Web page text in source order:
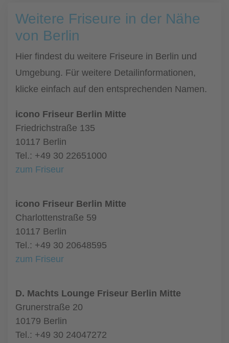
Weitere Friseure in der Nähe
von Berlin
Hier findest du weitere Friseure in Berlin und
Umgebung. Für weitere Detailinformationen,
klicke einfach auf den entsprechenden Namen.
icono Friseur Berlin Mitte
Friedrichstraße 135
10117 Berlin
Tel.: +49 30 22651000
zum Friseur
icono Friseur Berlin Mitte
Charlottenstraße 59
10117 Berlin
Tel.: +49 30 20648595
zum Friseur
D. Machts Lounge Friseur Berlin Mitte
Grunerstraße 20
10179 Berlin
Tel.: +49 30 24047272